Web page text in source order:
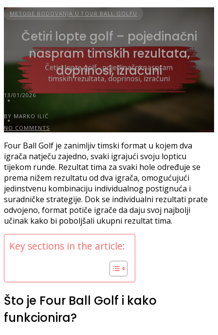
METODE BODOVANJA U FOUR BALL GOLFU
Četiri lopte golf – pojedinačni
naspram timskih rezultata,
doprinosi, izračuni
13/01/2026
BY MARKO ILIĆ
NO COMMENTS
Four Ball Golf je zanimljiv timski format u kojem dva
igrača natječu zajedno, svaki igrajući svoju lopticu
tijekom runde. Rezultat tima za svaki hole određuje se
prema nižem rezultatu od dva igrača, omogućujući
jedinstvenu kombinaciju individualnog postignuća i
suradničke strategije. Dok se individualni rezultati prate
odvojeno, format potiče igrače da daju svoj najbolji
učinak kako bi poboljšali ukupni rezultat tima.
Key sections in the article:
Što je Four Ball Golf i kako
funkcionira?